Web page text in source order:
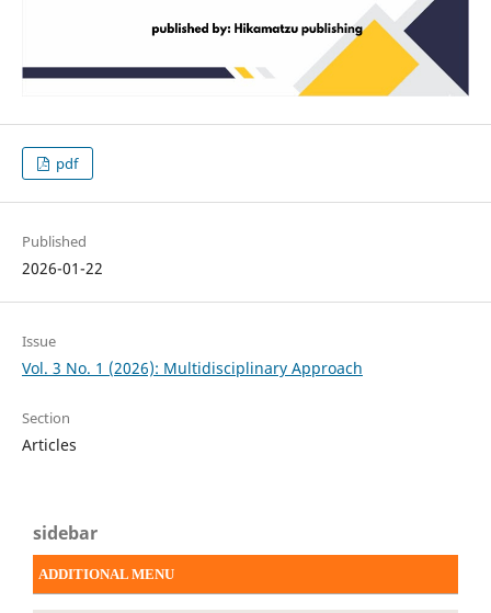
pdf
Published
2026-01-22
Issue
Vol. 3 No. 1 (2026): Multidisciplinary Approach
Section
Articles
sidebar
ADDITIONAL MENU